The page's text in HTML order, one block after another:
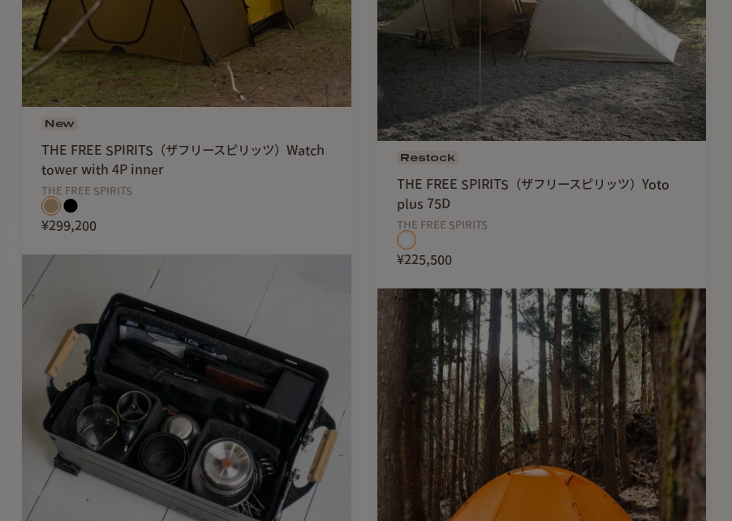
New
THE FREE SPIRITS（ザフリースピリッツ）Watch
tower with 4P inner
THE FREE SPIRITS
¥299,200
Restock
THE FREE SPIRITS（ザフリースピリッツ）Yoto
plus 75D
THE FREE SPIRITS
¥225,500